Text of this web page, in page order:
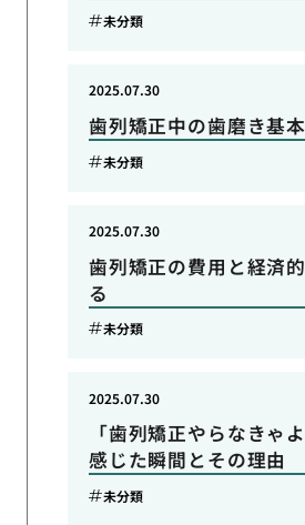
未分類
歯列矯正中の歯磨き基
2025.07.30
未分類
歯列矯正の費用と経済
る
2025.07.30
未分類
「歯列矯正やらなきゃ
感じた瞬間とその理由
2025.07.30
未分類